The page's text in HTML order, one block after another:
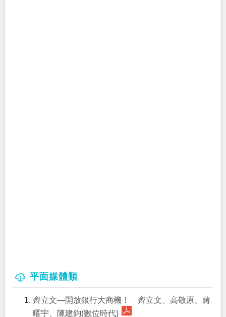
平面媒體類
齊立文—開放銀行大商機！ 齊立文、高敬原、蔣
曜宇、陳建鈞(數位時代)